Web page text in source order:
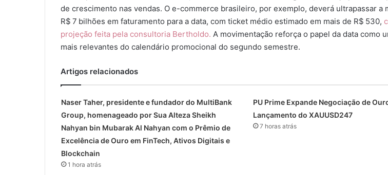
de crescimento nas vendas. O e-commerce brasileiro, por exemplo, deverá ultrapassar a
R$ 7 bilhões em faturamento para a data, com ticket médio estimado em mais de R$ 530,
projeção feita pela consultoria Bertholdo. A movimentação reforça o papel da data como
mais relevantes do calendário promocional do segundo semestre.
Artigos relacionados
Naser Taher, presidente e fundador do MultiBank
Group, homenageado por Sua Alteza Sheikh
Nahyan bin Mubarak Al Nahyan com o Prêmio de
Excelência de Ouro em FinTech, Ativos Digitais e
Blockchain
1 hora atrás
PU Prime Expande Negociação de
Lançamento do XAUUSD247
7 horas atrás